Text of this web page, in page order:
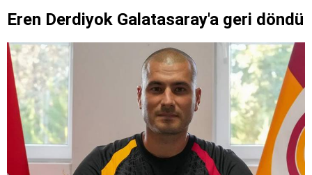
Eren Derdiyok Galatasaray'a geri döndü